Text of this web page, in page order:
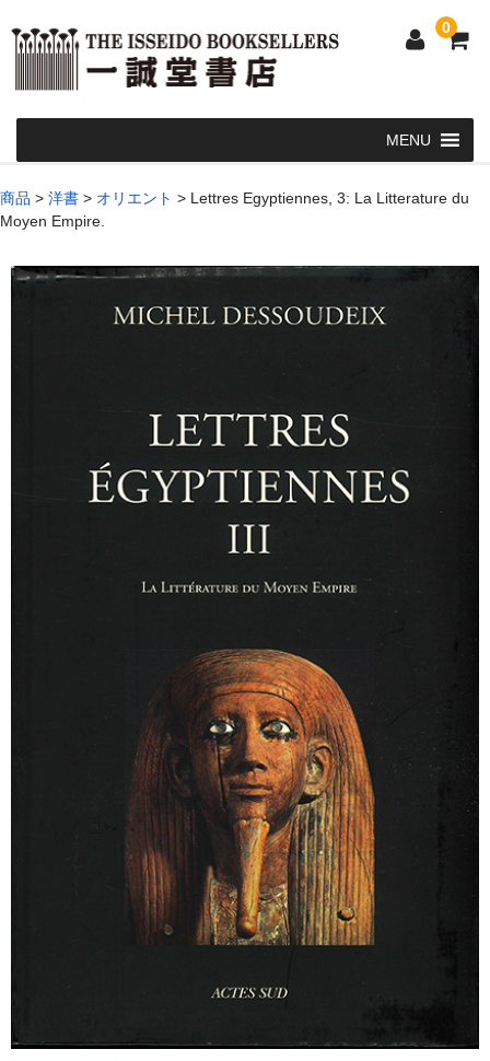
0
和 書
洋 書
和本・浮世絵・古地図
商品 > 洋書 > オリエント > Lettres Egyptiennes, 3: La Litterature du
Moyen Empire.